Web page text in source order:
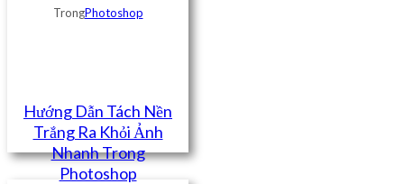
TrongPhotoshop
Hướng Dẫn Tách Nền
Trắng Ra Khỏi Ảnh
Nhanh Trong
Photoshop